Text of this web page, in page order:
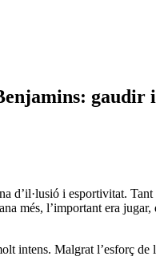
gaudir
d’il·lusió i esportivitat.
més, l’important era
Malgrat l’esforç de